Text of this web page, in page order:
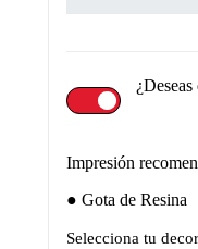
Impresión
Gota de Resina
Selecciona tu